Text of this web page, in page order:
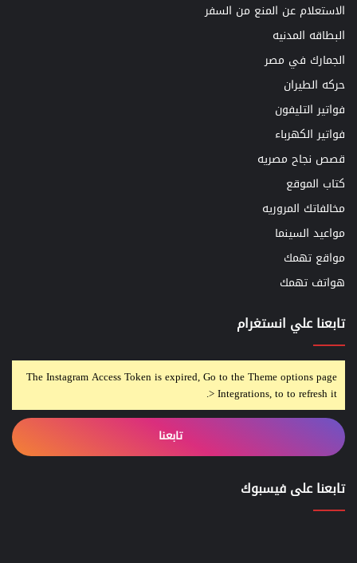
الاستعلام عن المنع من السفر
البطاقه المدنيه
الجمارك في مصر
حركه الطيران
فواتير التليفون
فواتير الكهرباء
قصص نجاح مصريه
كتاب الموقع
مخالفاتك المروريه
مواعيد السينما
مواقع تهمك
هواتف تهمك
تابعنا علي انستغرام
The Instagram Access Token is expired, Go to the Theme options page
> Integrations, to to refresh it.
تابعنا
تابعنا على فيسبوك